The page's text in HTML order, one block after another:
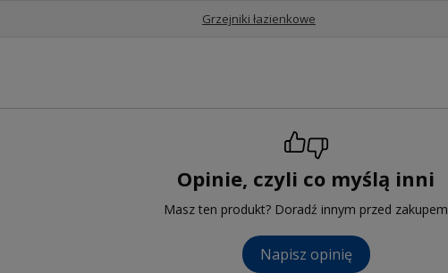
Grzejniki łazienkowe
Opinie, czyli co myślą inni
Masz ten produkt? Doradź innym przed zakupem
Napisz opinię